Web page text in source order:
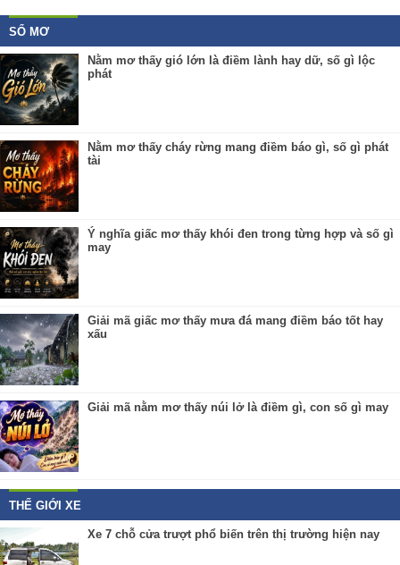
SỔ MƠ
Nằm mơ thấy gió lớn là điềm lành hay dữ, số gì lộc
phát
Nằm mơ thấy cháy rừng mang điềm báo gì, số gì phát
tài
Ý nghĩa giấc mơ thấy khói đen trong từng hợp và số gì
may
Giải mã giấc mơ thấy mưa đá mang điềm báo tốt hay
xấu
Giải mã nằm mơ thấy núi lở là điềm gì, con số gì may
THẾ GIỚI XE
Xe 7 chỗ cửa trượt phổ biến trên thị trường hiện nay